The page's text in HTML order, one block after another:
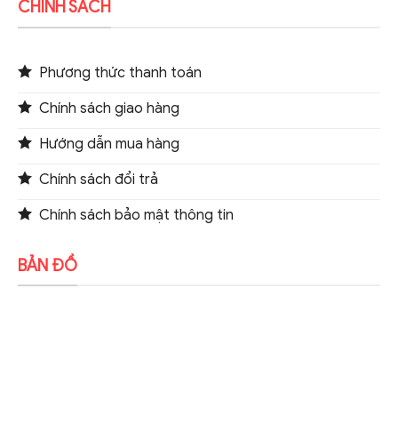
CHÍNH SÁCH
Phương thức thanh toán
Chính sách giao hàng
Hướng dẫn mua hàng
Chính sách đổi trả
Chính sách bảo mật thông tin
BẢN ĐỒ